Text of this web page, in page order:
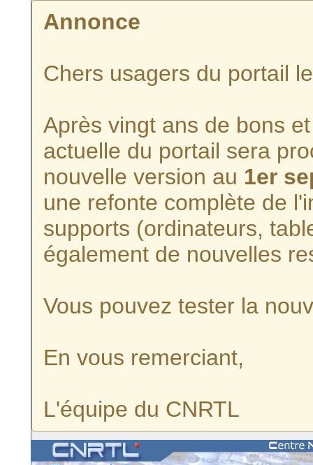
Annonce
Chers usagers du portail
Après vingt ans de bons
actuelle du portail sera
nouvelle version au 1er
une refonte complète de
supports (ordinateurs,
également de nouvelles
Vous pouvez tester la
En vous remerciant,
L'équipe du CNRTL